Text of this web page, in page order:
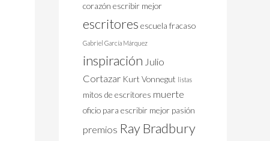
corazón escribir mejor
escritores escuela fracaso
Gabriel García Márquez
inspiración Julio
Cortazar Kurt Vonnegut listas
mitos de escritores muerte
oficio para escribir mejor pasión
premios Ray Bradbury